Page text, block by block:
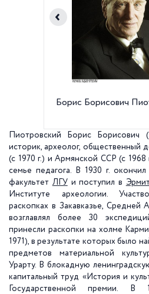
Борис Борисович
Пиотровский Борис Борисович
историк, археолог, общественный
(с 1970 г.) и Армянской ССР (с 1968
семье педагога. В 1930 г. окончил
факультет ЛГУ и поступил в
Институте археологии.
раскопках в Закавказье, Средней
возглавлял более 30
принесли раскопки на холме
1971), в результате которых было
предметов материальной
Урарту. В блокадную
капитальный труд «История и
Государственной премии. В